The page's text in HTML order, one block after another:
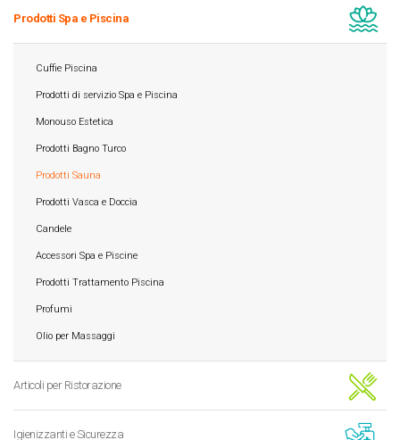
Prodotti Spa e Piscina
Cuffie Piscina
Prodotti di servizio Spa e Piscina
Monouso Estetica
Prodotti Bagno Turco
Prodotti Sauna
Prodotti Vasca e Doccia
Candele
Accessori Spa e Piscine
Prodotti Trattamento Piscina
Profumi
Olio per Massaggi
Articoli per Ristorazione
Igienizzanti e Sicurezza